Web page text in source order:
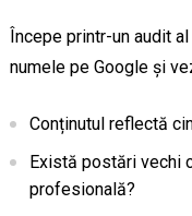
Începe printr-un audit
numele pe Google și
Conținutul reflectă
Există postări vechi
profesională?